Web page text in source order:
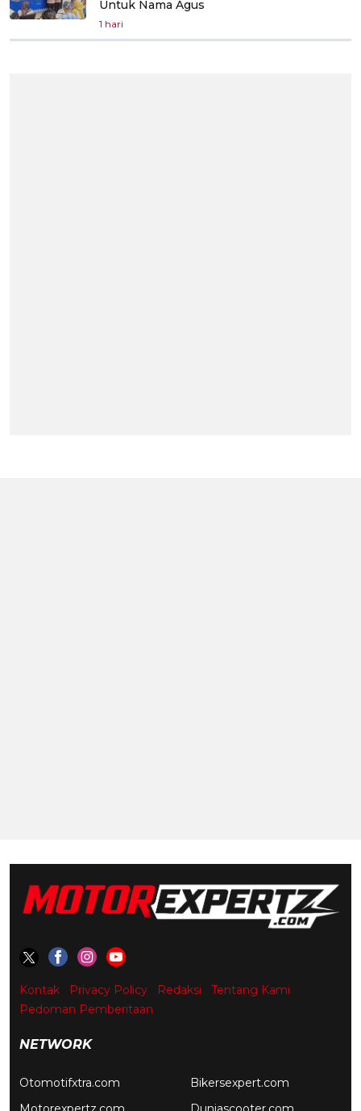
Untuk Nama Agus
1 hari
Kontak Privacy Policy Redaksi
Tentang Kami
Pedoman Pemberitaan
NETWORK
Otomotifxtra.com
Bikersexpert.com